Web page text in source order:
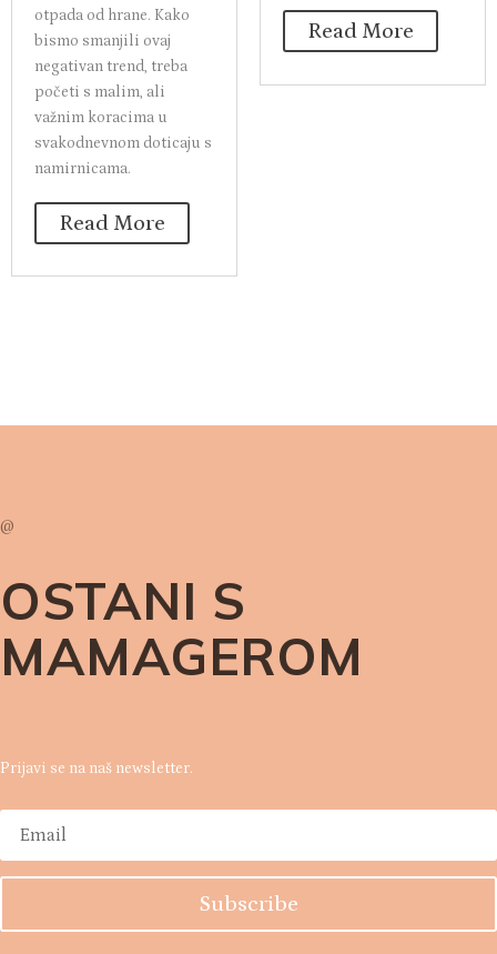
otpada od hrane. Kako
bismo smanjili ovaj
negativan trend, treba
početi s malim, ali
važnim koracima u
svakodnevnom doticaju s
namirnicama.
Read More
Read More
@
OSTANI S
MAMAGEROM
Prijavi se na naš newsletter.
Subscribe